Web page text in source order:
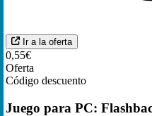
Ir a la oferta
0,55€
Oferta
Código descuento
Juego para PC: